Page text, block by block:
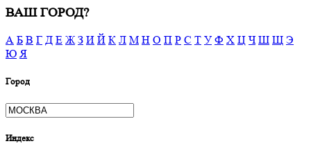
ВАШ ГОРОД?
А Б В Г Д Е Ж З И Й К Л М Н О П Р С Т У Ф Х Ц Ч Ш Щ Э
Ю Я
Город
Индекс